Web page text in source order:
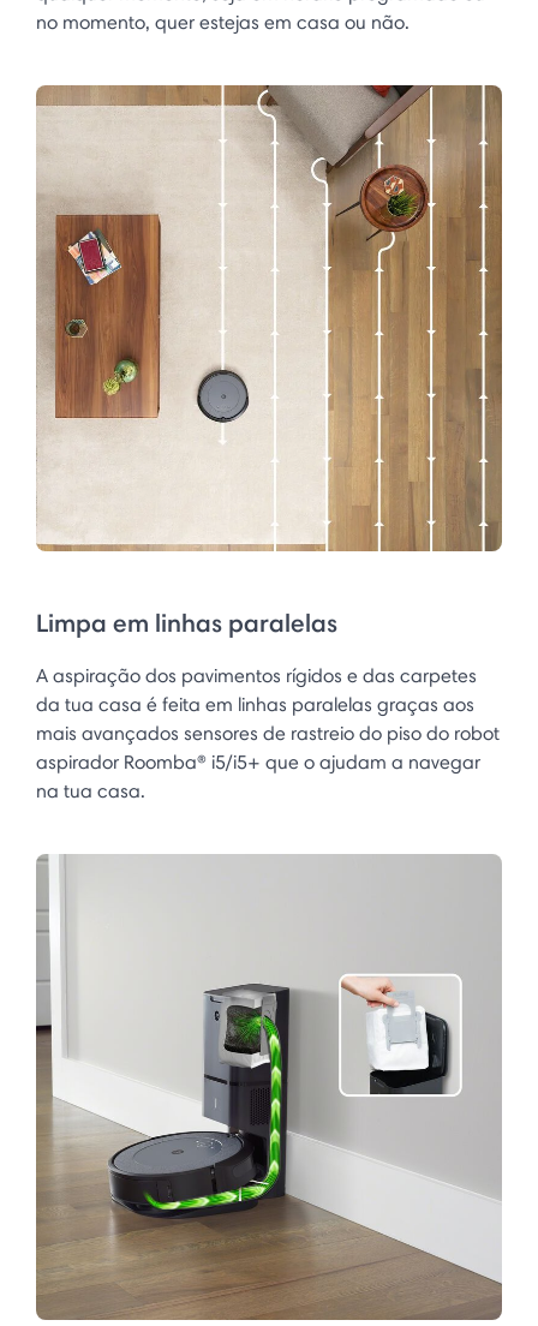
no momento, quer estejas em casa ou não.
Limpa em linhas paralelas
A aspiração dos pavimentos rígidos e das carpetes
da tua casa é feita em linhas paralelas graças aos
mais avançados sensores de rastreio do piso do robot
aspirador Roomba® i5/i5+ que o ajudam a navegar
na tua casa.